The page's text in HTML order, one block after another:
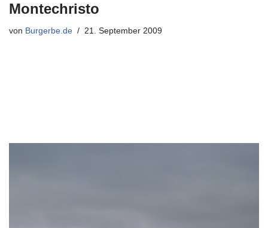
Montechristo
von Burgerbe.de 21. September 2009